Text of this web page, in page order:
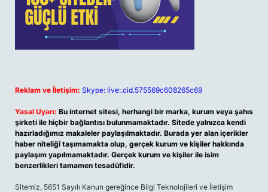
Reklam ve İletişim: Skype: live:.cid.575569c608265c69
Yasal Uyarı: Bu internet sitesi, herhangi bir marka, kurum veya şahıs
şirketi ile hiçbir bağlantısı bulunmamaktadır. Sitede yalnızca kendi
hazırladığımız makaleler paylaşılmaktadır. Burada yer alan içerikler
haber niteliği taşımamakta olup, gerçek kurum ve kişiler hakkında
paylaşım yapılmamaktadır. Gerçek kurum ve kişiler ile isim
benzerlikleri tamamen tesadüfidir.
Sitemiz, 5651 Sayılı Kanun gereğince Bilgi Teknolojileri ve İletişim